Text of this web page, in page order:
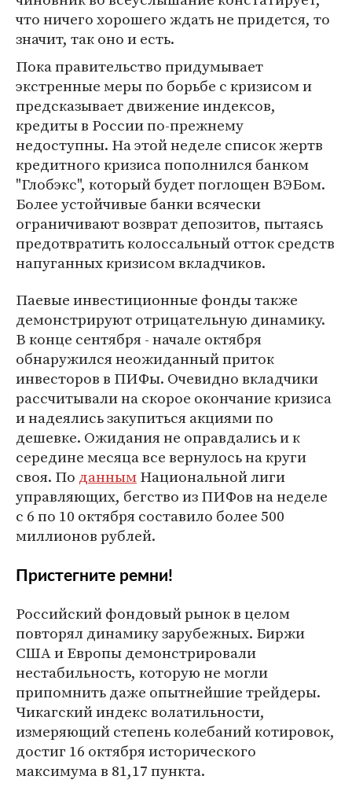
что ничего хорошего ждать не придется, то
значит, так оно и есть.
Пока правительство придумывает
экстренные меры по борьбе с кризисом и
предсказывает движение индексов,
кредиты в России по-прежнему
недоступны. На этой неделе список жертв
кредитного кризиса пополнился банком
"Глобэкс", который будет поглощен ВЭБом.
Более устойчивые банки всячески
ограничивают возврат депозитов, пытаясь
предотвратить колоссальный отток средств
напуганных кризисом вкладчиков.
Паевые инвестиционные фонды также
демонстрируют отрицательную динамику.
В конце сентября - начале октября
обнаружился неожиданный приток
инвесторов в ПИФы. Очевидно вкладчики
рассчитывали на скорое окончание кризиса
и надеялись закупиться акциями по
дешевке. Ожидания не оправдались и к
середине месяца все вернулось на круги
своя. По даннымНациональной лиги
управляющих, бегство из ПИФов на неделе
с 6 по 10 октября составило более 500
миллионов рублей.
Пристегните ремни!
Российский фондовый рынок в целом
повторял динамику зарубежных. Биржи
США и Европы демонстрировали
нестабильность, которую не могли
припомнить даже опытнейшие трейдеры.
Чикагский индекс волатильности,
измеряющий степень колебаний котировок,
достиг 16 октября исторического
максимума в 81,17 пункта.